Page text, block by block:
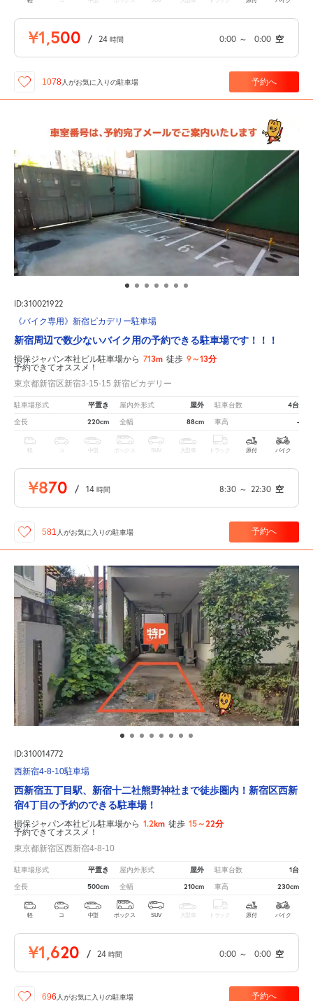
¥1,500 / 24 時間 0:00 ～ 0:00 空
1078人がお気に入りの駐車場 予約へ
ID:310021922
《バイク専用》新宿ピカデリー駐車場
新宿周辺で数少ないバイク用の予約できる駐車場です！！！
損保ジャパン本社ビル駐車場から 713m 徒歩 9～13分
予約できてオススメ！
東京都新宿区新宿3-15-15 新宿ピカデリー
駐車場形式 平置き 屋内外形式 屋外 駐車台数 4台
全長 220cm 全幅 88cm 車高 -
軽 中型 ボックス SUV 大型車 トラック 原付 バイク
¥870 / 14 時間 8:30 ～ 22:30 空
581 人がお気に入りの駐車場 予約へ
ID:310014772
西新宿4-8-10駐車場
西新宿五丁目駅、新宿十二社熊野神社まで徒歩圏内！新宿区西新
宿4丁目の予約のできる駐車場！
損保ジャパン本社ビル駐車場から 1.2km 徒歩 15～22分
予約できてオススメ！
東京都新宿区西新宿4-8-10
駐車場形式 平置き 屋内外形式 屋外 駐車台数 1台
全長 500cm 全幅 210cm 車高 230cm
軽 コ 中型 ボックス SUV 大型車 トラック 原付 バイク
¥1,620 / 24 時間 0:00 ～ 0:00 空
696 人がお気に入りの駐車場 予約へ